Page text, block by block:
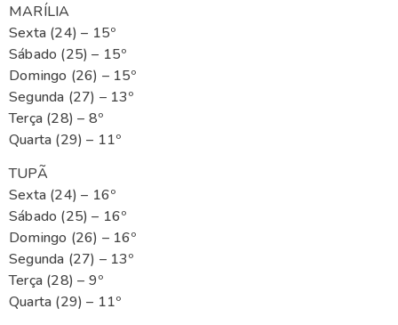
MARÍLIA
Sexta (24) – 15º
Sábado (25) – 15º
Domingo (26) – 15º
Segunda (27) – 13º
Terça (28) – 8º
Quarta (29) – 11º
TUPÃ
Sexta (24) – 16º
Sábado (25) – 16º
Domingo (26) – 16º
Segunda (27) – 13º
Terça (28) – 9º
Quarta (29) – 11º